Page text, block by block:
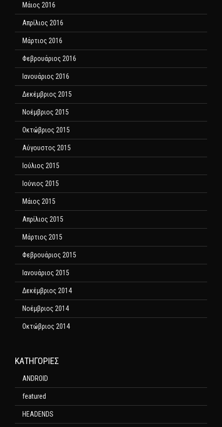
Μάιος 2016
Απρίλιος 2016
Μάρτιος 2016
Φεβρουάριος 2016
Ιανουάριος 2016
Δεκέμβριος 2015
Νοέμβριος 2015
Οκτώβριος 2015
Αύγουστος 2015
Ιούλιος 2015
Ιούνιος 2015
Μάιος 2015
Απρίλιος 2015
Μάρτιος 2015
Φεβρουάριος 2015
Ιανουάριος 2015
Δεκέμβριος 2014
Νοέμβριος 2014
Οκτώβριος 2014
KΑΤΗΓΟΡΊΕΣ
ANDROID
featured
HEADENDS